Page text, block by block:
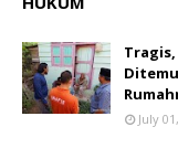
July